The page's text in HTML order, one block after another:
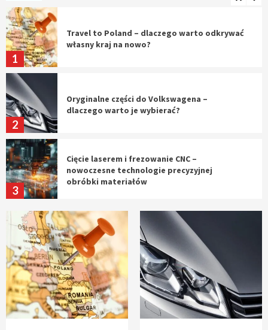
1
Travel to Poland – dlaczego warto odkrywać
własny kraj na nowo?
2
Oryginalne części do Volkswagena –
dlaczego warto je wybierać?
3
Cięcie laserem i frezowanie CNC –
nowoczesne technologie precyzyjnej
obróbki materiałów
4
Czy sztuczna inteligencja wyprze pracę
geodety w przyszłości?
5
Tworzenie aplikacji internetowych – jak
powstają nowoczesne rozwiązania cyfrowe